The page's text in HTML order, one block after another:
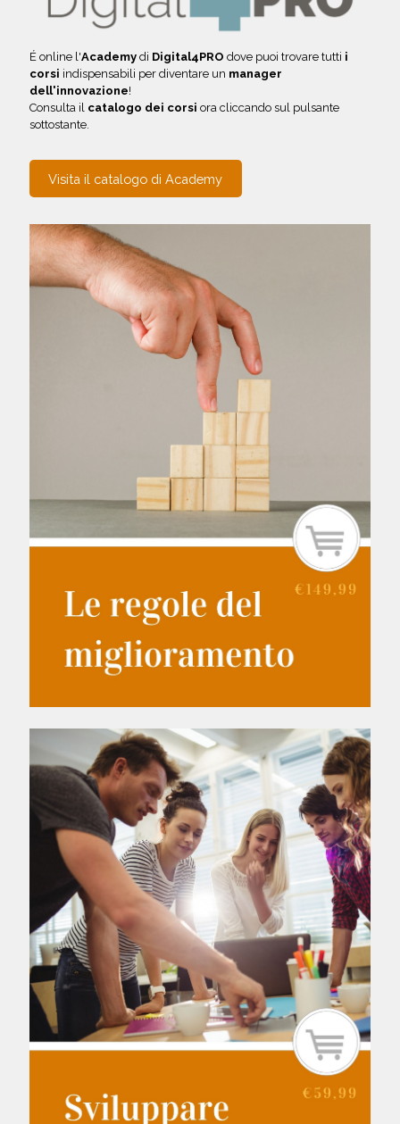
É online l'Academy di Digital4PRO dove puoi trovare tutti i
corsi indispensabili per diventare un manager
dell'innovazione!
Consulta il catalogo dei corsi ora cliccando sul pulsante
sottostante.
Visita il catalogo di Academy